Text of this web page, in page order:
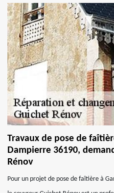
Travaux de pose de
Dampierre 36190,
Rénov
Pour un projet de pose de faîtière à